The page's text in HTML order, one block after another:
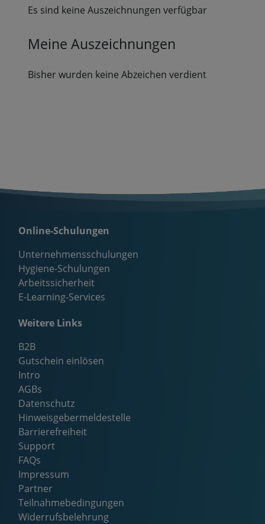
Es sind keine Auszeichnungen verfügbar
Meine Auszeichnungen
Bisher wurden keine Abzeichen verdient
Online-Schulungen
Unternehmensschulungen
Hygiene-Schulungen
Arbeitssicherheit
E-Learning-Services
Weitere Links
B2B
Gutschein einlösen
Intro
AGBs
Datenschutz
Hinweisgebermeldestelle
Barrierefreiheit
Support
FAQs
Impressum
Partner
Teilnahmebedingungen
Widerrufsbelehrung